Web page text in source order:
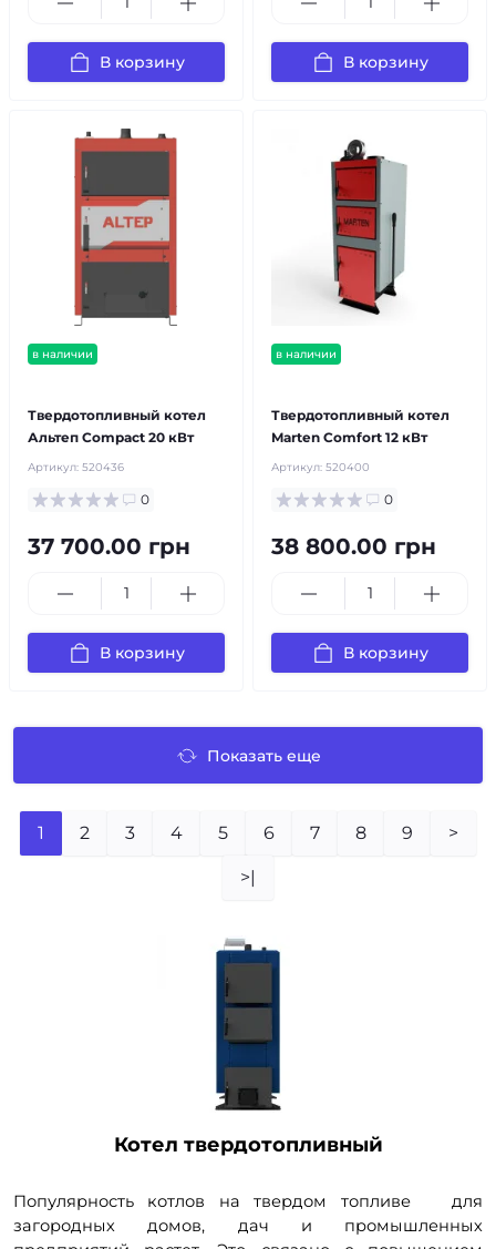
В корзину В корзину
в наличии
Твердотопливный котел
Альтеп Compact 20 кВт
Артикул: 520436
0
37 700.00 грн
В корзину
в наличии
Твердотопливный котел
Marten Comfort 12 кВт
Артикул: 520400
0
38 800.00 грн
В корзину
Показать еще
1 2 3 4 5 6 7 8 9 >
>|
Котел твердотопливный
Популярность котлов на твердом топливе
для
загородных домов, дач и промышленных